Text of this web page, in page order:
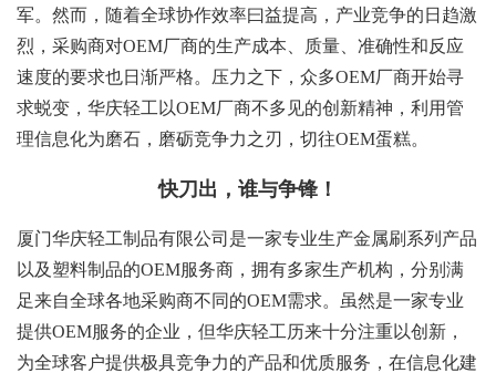
军。然而，随着全球协作效率曰益提高，产业竞争的日趋激
烈，采购商对OEM厂商的生产成本、质量、准确性和反应
速度的要求也日渐严格。压力之下，众多OEM厂商开始寻
求蜕变，华庆轻工以OEM厂商不多见的创新精神，利用管
理信息化为磨石，磨砺竞争力之刃，切往OEM蛋糕。
快刀出，谁与争锋！
厦门华庆轻工制品有限公司是一家专业生产金属刷系列产品
以及塑料制品的OEM服务商，拥有多家生产机构，分别满
足来自全球各地采购商不同的OEM需求。虽然是一家专业
提供OEM服务的企业，但华庆轻工历来十分注重以创新，
为全球客户提供极具竞争力的产品和优质服务，在信息化建